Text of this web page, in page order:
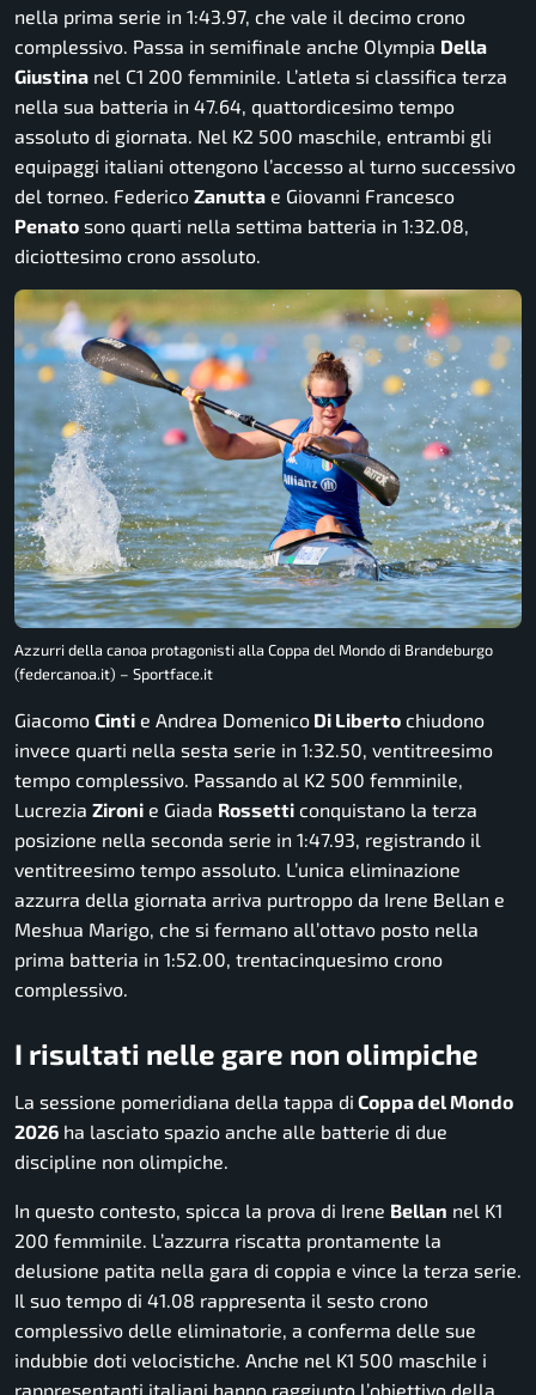
nella prima serie in 1:43.97, che vale il decimo crono
complessivo. Passa in semifinale anche Olympia Della
Giustina nel C1 200 femminile. L’atleta si classifica terza
nella sua batteria in 47.64, quattordicesimo tempo
assoluto di giornata. Nel K2 500 maschile, entrambi gli
equipaggi italiani ottengono l’accesso al turno successivo
del torneo. Federico Zanutta e Giovanni Francesco
Penato sono quarti nella settima batteria in 1:32.08,
diciottesimo crono assoluto.
Azzurri della canoa protagonisti alla Coppa del Mondo di Brandeburgo
(federcanoa.it) – Sportface.it
Giacomo Cinti e Andrea Domenico Di Liberto chiudono
invece quarti nella sesta serie in 1:32.50, ventitreesimo
tempo complessivo. Passando al K2 500 femminile,
Lucrezia Zironi e Giada Rossetti conquistano la terza
posizione nella seconda serie in 1:47.93, registrando il
ventitreesimo tempo assoluto. L’unica eliminazione
azzurra della giornata arriva purtroppo da Irene Bellan e
Meshua Marigo, che si fermano all’ottavo posto nella
prima batteria in 1:52.00, trentacinquesimo crono
complessivo.
I risultati nelle gare non olimpiche
La sessione pomeridiana della tappa di Coppa del Mondo
2026 ha lasciato spazio anche alle batterie di due
discipline non olimpiche.
In questo contesto, spicca la prova di Irene Bellan nel K1
200 femminile. L’azzurra riscatta prontamente la
delusione patita nella gara di coppia e vince la terza serie.
Il suo tempo di 41.08 rappresenta il sesto crono
complessivo delle eliminatorie, a conferma delle sue
indubbie doti velocistiche. Anche nel K1 500 maschile i
rappresentanti italiani hanno raggiunto l’obiettivo della